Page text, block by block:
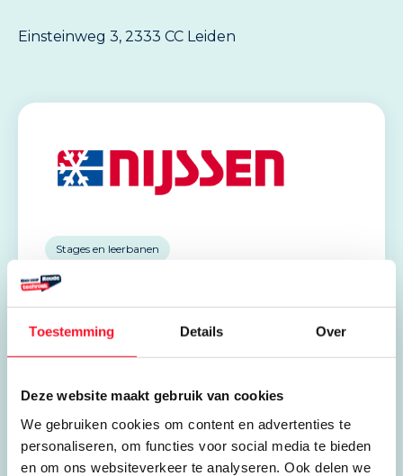
Toestemming Details Over
Deze website maakt gebruik van cookies
We gebruiken cookies om content en advertenties te
personaliseren, om functies voor social media te bieden
en om ons websiteverkeer te analyseren. Ook delen we
Einsteinweg 3, 2333 CC Leiden
Stages en leerbanen
Nijssen
Einsteinweg 3
071 521 6214
hr@nijssen.com
Open website